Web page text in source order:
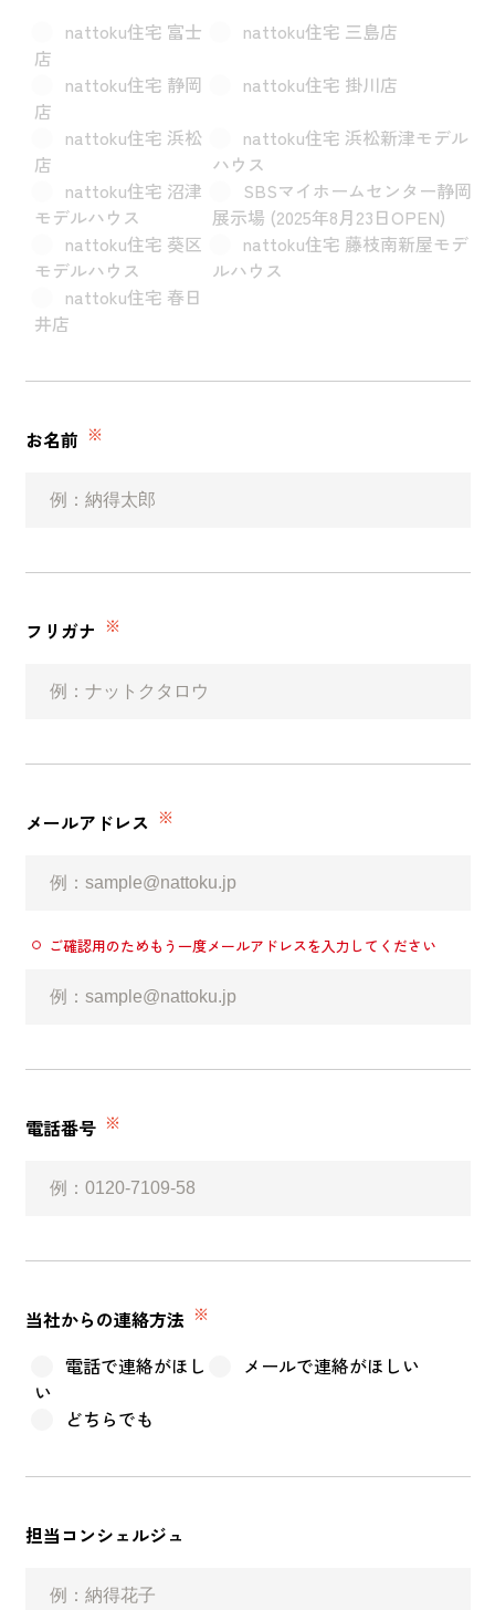
2030年の省エネ基準住宅
快適な室内環境へのこだわり
生涯続く安心のアフターフォロー
ラインナップ
Groovin’
Blue Style
納得リフォームスタジオ nattoku リノベ
分譲住宅･不動産
施工事例
お知らせ 土地情報
nattoku住宅 富士
店
nattoku住宅 三島店
nattoku住宅 静岡
店
nattoku住宅 掛川店
nattoku住宅 浜松
店
nattoku住宅 浜松新津モデル
ハウス
nattoku住宅 沼津
モデルハウス
SBSマイホームセンター静岡
展示場 (2025年8月23日OPEN)
nattoku住宅 葵区
モデルハウス
nattoku住宅 藤枝南新屋モデ
ルハウス
nattoku住宅 春日
井店
お名前 ※
フリガナ ※
メールアドレス ※
ご確認用のためもう一度メールアドレスを入力してください
電話番号 ※
当社からの連絡方法 ※
電話で連絡がほし
い
メールで連絡がほしい
どちらでも
担当コンシェルジュ